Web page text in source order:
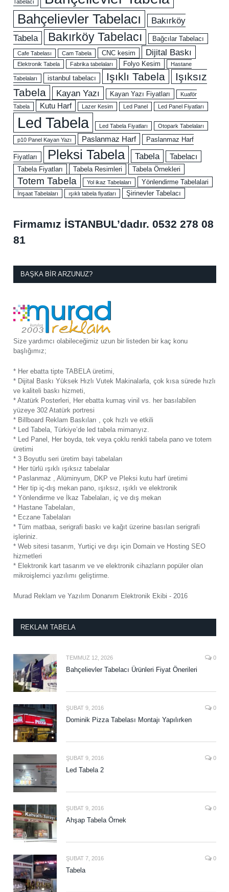
Tabelacı
Bahçelievler Tabelacı
Bakırköy
Tabela
Bakırköy Tabelacı Bağcılar Tabelacı
Cafe Tabelası Cam Tabela CNC kesim Dijital Baskı
Elektronik Tabela Fabrika tabelaları Folyo Kesim Hastane
Tabelaları istanbul tabelacı Işıklı Tabela
Işıksız
Tabela
Kayan Yazı Kayan Yazı Fiyatları
Kuaför
Tabela
Kutu Harf Lazer Kesim Led Panel Led Panel Fiyatları
Led Tabela Led Tabela Fiyatları Otopark Tabelaları
p10 Panel Kayan Yazı Paslanmaz Harf Paslanmaz Harf
Fiyatları Pleksi Tabela Tabela Tabelacı
Tabela Fiyatları Tabela Resimleri Tabela Örnekleri
Totem Tabela Yol ikaz Tabelaları Yönlendirme Tabelalari
İnşaat Tabelaları ışıklı tabela fiyatları Şirinevler Tabelacı
Firmamız İSTANBUL’dadır. 0532 278 08
81
BAŞKA BIR ARZUNUZ?
Size yardımcı olabileceğimiz uzun bir listeden bir kaç konu
başlığımız;
* Her ebatta tipte TABELA üretimi,
* Dijital Baskı Yüksek Hızlı Vutek Makinalarla, çok kısa sürede hızlı
ve kaliteli baskı hizmeti,
* Atatürk Posterleri, Her ebatta kumaş vinil vs. her basılabilen
yüzeye 302 Atatürk portresi
* Billboard Reklam Baskıları , çok hızlı ve etkili
* Led Tabela, Türkiye’de led tabela mimarıyız.
* Led Panel, Her boyda, tek veya çoklu renkli tabela pano ve totem
üretimi
* 3 Boyutlu seri üretim bayi tabelaları
* Her türlü ışıklı ışıksız tabelalar
* Paslanmaz , Alüminyum, DKP ve Pleksi kutu harf üretimi
* Her tip iç-dış mekan pano, ışıksız, ışıklı ve elektronik
* Yönlendirme ve İkaz Tabelaları, iç ve dış mekan
* Hastane Tabelaları,
* Eczane Tabelaları
* Tüm matbaa, serigrafi baskı ve kağıt üzerine basılan serigrafi
işleriniz.
* Web sitesi tasarım, Yurtiçi ve dışı için Domain ve Hosting SEO
hizmetleri
* Elektronik kart tasarım ve ve elektronik cihazların popüler olan
mikroişlemci yazılımı geliştirme.
Murad Reklam ve Yazılım Donanım Elektronik Ekibi - 2016
REKLAM TABELA
TEMMUZ 12, 2026 0
Bahçelievler Tabelacı Ürünleri Fiyat Önerileri
ŞUBAT 9, 2016 0
Dominik Pizza Tabelası Montajı Yapılırken
ŞUBAT 9, 2016 0
Led Tabela 2
ŞUBAT 9, 2016 0
Ahşap Tabela Örnek
ŞUBAT 7, 2016 0
Tabela